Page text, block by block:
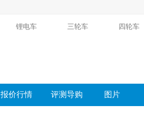
锂电车 三轮车 四轮车
报价行情 评测导购 图片